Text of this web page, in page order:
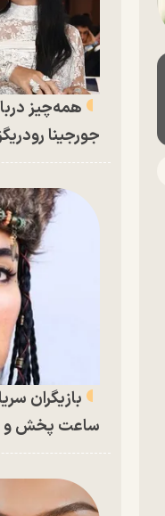
همه‌چیز
جورجینا
بازیگران
ساعت پخش و